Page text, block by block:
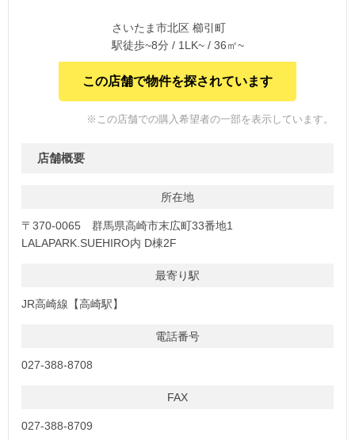
さいたま市北区 櫛引町
駅徒歩~8分 / 1LK~ / 36㎡~
この店舗で物件を探されています
※この店舗での購入希望者の一部を表示しています。
店舗概要
所在地
〒370-0065 群馬県高崎市末広町33番地1
LALAPARK.SUEHIRO内 D棟2F
最寄り駅
JR高崎線【高崎駅】
電話番号
027-388-8708
FAX
027-388-8709